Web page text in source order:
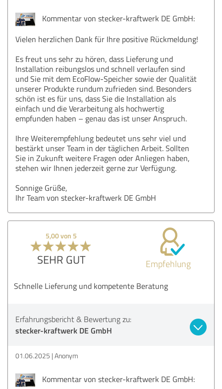
Kommentar von stecker-kraftwerk DE GmbH:
Vielen herzlichen Dank für Ihre positive Rückmeldung!
Es freut uns sehr zu hören, dass Lieferung und
Installation reibungslos und schnell verlaufen sind
und Sie mit dem EcoFlow-Speicher sowie der Qualität
unserer Produkte rundum zufrieden sind. Besonders
schön ist es für uns, dass Sie die Installation als
einfach und die Verarbeitung als hochwertig
empfunden haben – genau das ist unser Anspruch.
Ihre Weiterempfehlung bedeutet uns sehr viel und
bestärkt unser Team in der täglichen Arbeit. Sollten
Sie in Zukunft weitere Fragen oder Anliegen haben,
stehen wir Ihnen jederzeit gerne zur Verfügung.
Sonnige Grüße,
Ihr Team von stecker-kraftwerk DE GmbH
5,00 von 5
SEHR GUT Empfehlung
Schnelle Lieferung und kompetente Beratung
Erfahrungsbericht & Bewertung zu:
stecker-kraftwerk DE GmbH
01.06.2025 Anonym
Kommentar von stecker-kraftwerk DE GmbH: